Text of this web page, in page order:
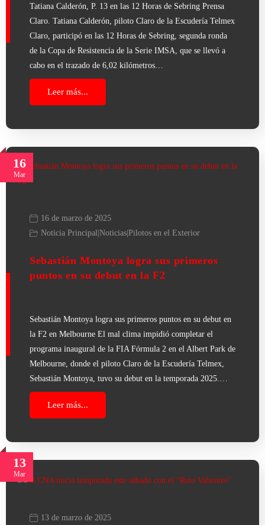
Tatiana Calderón, P. 13 en las 12 Horas de Sebring Prensa
Claro. Tatiana Calderón, piloto Claro de la Escudería Telmex
Claro, participó en las 12 Horas de Sebring, segunda ronda
de la Copa de Resistencia de la Serie IMSA, que se llevó a
cabo en el trazado de 6,02 kilómetros…
Leer más...
16
Mar
16 de marzo de 2025
Noticia Principal Noticias Pilotos en el Exterior
Sebastián Montoya logra sus primeros
puntos en su debut en la F2
Sebastián Montoya logra sus primeros puntos en su debut en
la F2 en Melbourne El mal clima impidió completar el
programa inaugural de la FIA Fórmula 2 en el Albert Park de
Melbourne, donde el piloto Claro de la Escudería Telmex,
Sebastián Montoya, tuvo su debut en la temporada 2025.…
Leer más...
13
Mar
13 de marzo de 2025